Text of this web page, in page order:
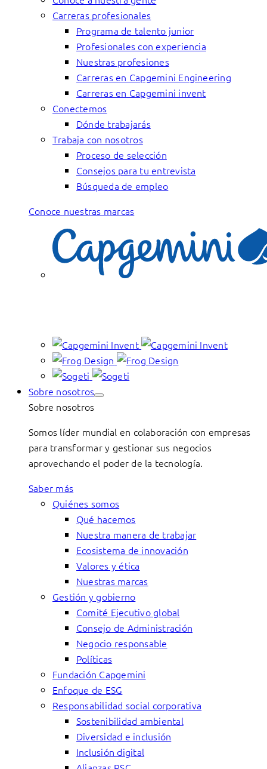
Carreras profesionales
Programa de talento junior
Profesionales con experiencia
Nuestras profesiones
Carreras en Capgemini Engineering
Carreras en Capgemini invent
Conectemos
Dónde trabajarás
Trabaja con nosotros
Proceso de selección
Consejos para tu entrevista
Búsqueda de empleo
Conoce nuestras marcas
Sobre nosotros
Sobre nosotros
Somos líder mundial en colaboración con empresas
para transformar y gestionar sus negocios
aprovechando el poder de la tecnología.
Saber más
Quiénes somos
Qué hacemos
Nuestra manera de trabajar
Ecosistema de innovación
Valores y ética
Nuestras marcas
Gestión y gobierno
Comité Ejecutivo global
Consejo de Administración
Negocio responsable
Políticas
Fundación Capgemini
Enfoque de ESG
Responsabilidad social corporativa
Sostenibilidad ambiental
Diversidad e inclusión
Inclusión digital